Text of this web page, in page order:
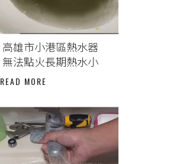
高雄市小港區熱水器
無法點火長期熱水小
READ MORE